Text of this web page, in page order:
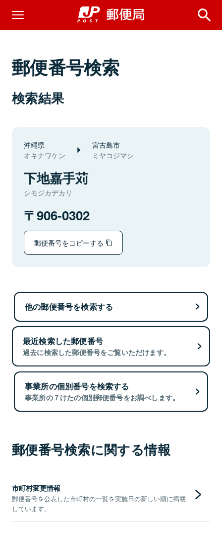
郵便番号検索
検索結果
沖縄県
オキナワケン
宮古島市
ミヤコジマシ
下地嘉手苅
シモジカデカリ
906-0302
郵便番号をコピーする
他の郵便番号を検索する
最近検索した郵便番号
過去に検索した郵便番号をご覧いただけます。
事業所の個別番号を検索する
事業所の７けたの個別郵便番号をお調べします。
郵便番号検索に関する情報
市町村変更情報
郵便番号を公表した市町村の一覧を実施日の新しい順に掲載
しています。